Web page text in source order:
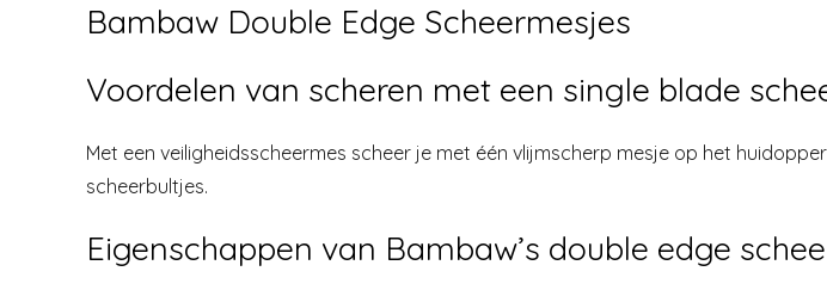
Bambaw Double Edge Scheermesjes
Voordelen van scheren met een single blade
Met een veiligheidsscheermes scheer je met één vlijmscherp mesje op het
scheerbultjes.
Eigenschappen van Bambaw’s double edge